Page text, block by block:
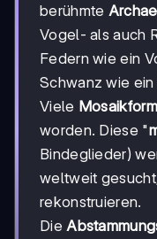
berühmte
Vogel- als auch
Federn wie ein
Schwanz wie ein
Viele
worden. Diese "
Bindeglieder)
weltweit
rekonstruieren.
Die